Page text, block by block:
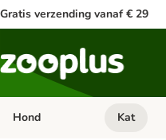
Gratis verzending vanaf € 29
Hond Open
Kat